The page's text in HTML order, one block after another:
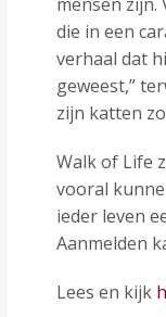
die in een
verhaal dat
geweest,”
zijn katten
Walk of Life
vooral
ieder leven
Aanmelden
Lees en kijk